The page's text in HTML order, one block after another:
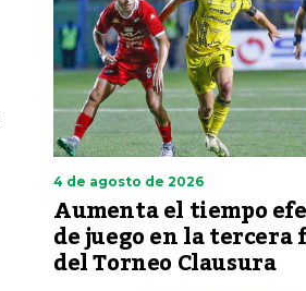
4 de agosto de 2026
Aumenta el tiempo
de juego en la tercera
del Torneo Clausura